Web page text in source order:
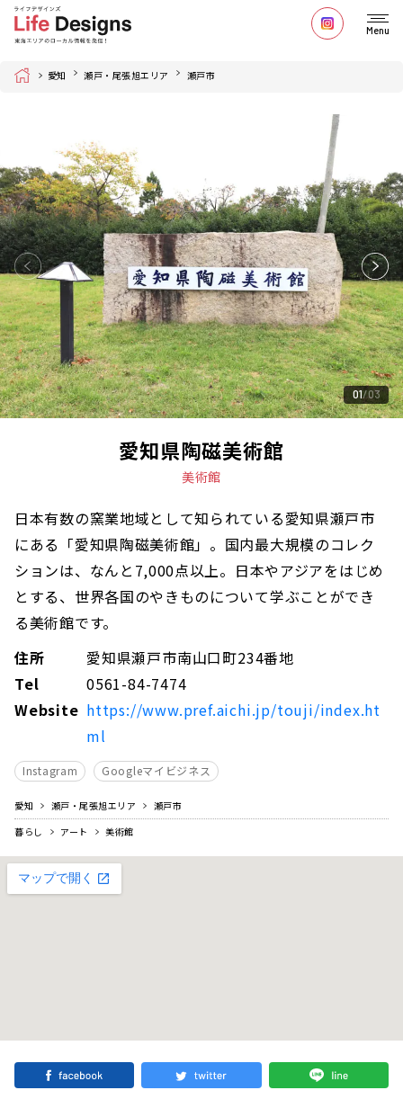
Menu
Home 愛知 瀬戸・尾張旭エリア 瀬戸市
01 03
愛知県陶磁美術館
美術館
日本有数の窯業地域として知られている愛知県瀬戸市
にある「愛知県陶磁美術館」。国内最大規模のコレク
ションは、なんと7,000点以上。日本やアジアをはじめ
とする、世界各国のやきものについて学ぶことができ
る美術館です。
住所
愛知県瀬戸市南山口町234番地
Tel
0561-84-7474
Website https://www.pref.aichi.jp/touji/index.ht
ml
Instagram Googleマイビジネス
愛知 瀬戸・尾張旭エリア
瀬戸市
暮らし
アート 美術館